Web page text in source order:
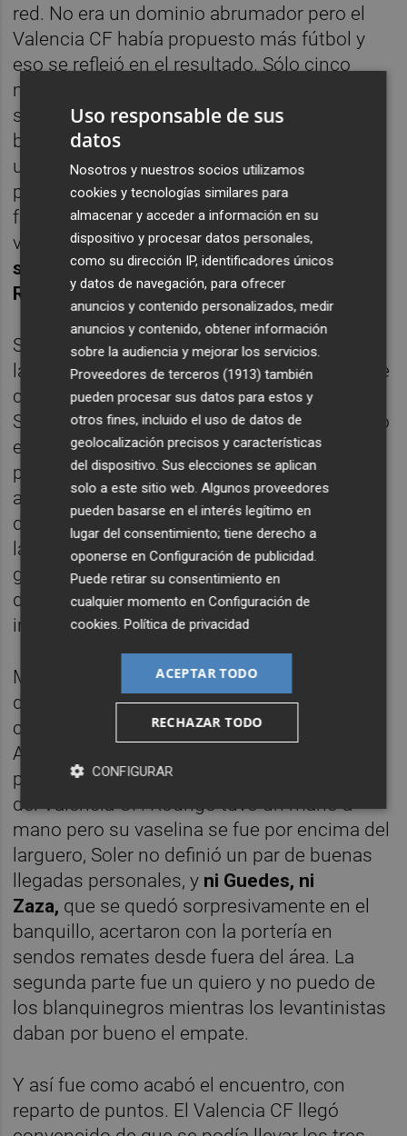
red. No era un dominio abrumador pero el
Valencia CF había propuesto más fútbol y
eso se reflejó en el resultado. Sólo cinco
minutos despúes Carlos Soler tuvo la
sentencia pero la falló. Rodrigo cabalgó la
banda derecha, centró bien y Mina estampó
un cabezazo sucio en el larguero pero la
pelota se le quedó mansa a Soler para que
fusilara el segundo tanto
valencianista.Debió ver tan fácil el gol que
se confió y su remate de cabeza lo sacó
Raúl a bocajarro.
Sólo un par de minutos despuésun centro
lateral de Pedro López que despejó Murillo le
cayó a Bardhi dentro del área y la marca de
Soler no fue buena por lop que el macedonio
empató el partido con un remate ajustado al
palo. Después del empate, Jason pudo
adelantar al Levante UD pero su remate tras
dejarla muerta Neto se fue por encima del
larguero. Fue la última ocasión clara de los
granotas en todo el partido. El Valencia CF
dejó escapar la sentencia y estuvo cerca de
irse perdiendo al descanso.
Muñiz perdió a su mejor jugador al
descanso, Lerma, y tuvo que meter a un
central, Rober, de centrocampista defensivo.
Ahí, perdió mucho control el Levante que se
pasó casi toda la segunda parte a expensas
del Valencia CF. Rodrigo tuvo un mano a
mano pero su vaselina se fue por encima del
larguero, Soler no definió un par de buenas
llegadas personales, y ni Guedes, ni
Zaza, que se quedó sorpresivamente en el
banquillo, acertaron con la portería en
sendos remates desde fuera del área. La
segunda parte fue un quiero y no puedo de
los blanquinegros mientras los levantinistas
daban por bueno el empate.
Y así fue como acabó el encuentro, con
reparto de puntos. El Valencia CF llegó
Uso responsable de sus
datos
Nosotros y nuestros socios utilizamos
cookies y tecnologías similares para
almacenar y acceder a información en su
dispositivo y procesar datos personales,
como su dirección IP, identificadores únicos
y datos de navegación, para ofrecer
anuncios y contenido personalizados, medir
anuncios y contenido, obtener información
sobre la audiencia y mejorar los servicios.
Proveedores de terceros (1913) también
pueden procesar sus datos para estos y
otros fines, incluido el uso de datos de
geolocalización precisos y características
del dispositivo. Sus elecciones se aplican
solo a este sitio web. Algunos proveedores
pueden basarse en el interés legítimo en
lugar del consentimiento; tiene derecho a
oponerse enConfiguración de publicidad
Puede retirar su consentimiento en
cualquier momento enConfiguración de
cookies .Política de privacidad
ACEPTAR TODO
RECHAZAR TODO
CONFIGURAR